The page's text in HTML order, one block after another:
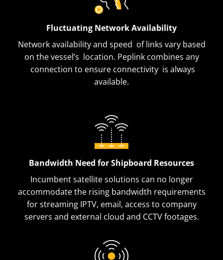
Fluctuating Network Availability
Network availability and speed of links vary based
on the vessel’s location. Peplink combines any
connection to ensure connectivity is always
available.
Bandwidth Need for Shipboard Resources
Incumbent satellite solutions can no longer
accommodate the rising bandwidth requirements
for streaming IPTV, email, access to company
servers and external cloud and CCTV footages.